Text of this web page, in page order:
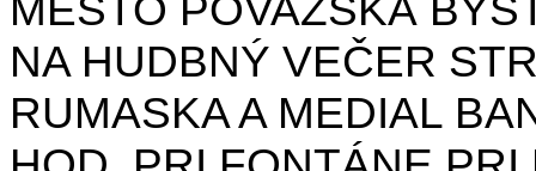
NA HUDBNÝ VEČER
RUMASKA A MEDIAL